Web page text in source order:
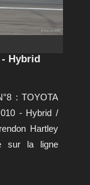
- Hybrid
: TOYOTA
- Hybrid /
Hartley
sur la ligne